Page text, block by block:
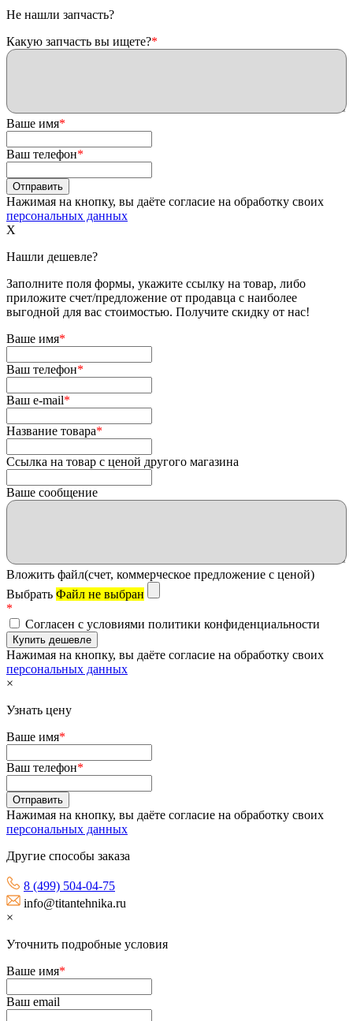
Не нашли запчасть?
Какую запчасть вы ищете?*
Ваше имя*
Ваш телефон*
Нажимая на кнопку, вы даёте согласие на обработку своих
персональных данных
X
Нашли дешевле?
Заполните поля формы, укажите ссылку на товар, либо
приложите счет/предложение от продавца с наиболее
выгодной для вас стоимостью. Получите скидку от нас!
Ваше имя*
Ваш телефон*
Ваш e-mail*
Название товара*
Ссылка на товар с ценой другого магазина
Ваше сообщение
Вложить файл(счет, коммерческое предложение с ценой)
Выбрать Файл не выбран
*
Согласен с условиями политики конфиденциальности
Нажимая на кнопку, вы даёте согласие на обработку своих
персональных данных
×
Узнать цену
Ваше имя*
Ваш телефон*
Нажимая на кнопку, вы даёте согласие на обработку своих
персональных данных
Другие способы заказа
8 (499) 504-04-75
info@titantehnika.ru
×
Уточнить подробные условия
Ваше имя*
Ваш email